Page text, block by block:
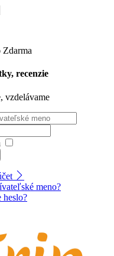
Zdarma
recenzie
vzdelávame
meno?
heslo?